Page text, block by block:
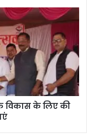
विकास के लिए की